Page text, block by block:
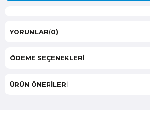
YORUMLAR(0)
ÖDEME SEÇENEKLERI
ÜRÜN ÖNERILERI